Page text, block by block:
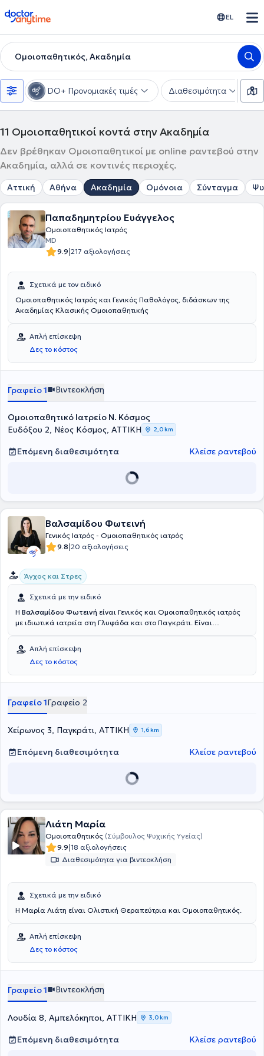
doctoranytime EL
Ομοιοπαθητικός, Ακαδημία
DO+ Προνομιακές τιμές Διαθεσιμότητα
11 Ομοιοπαθητικοί κοντά στην Ακαδημία
Δεν βρέθηκαν Ομοιοπαθητικοί με online ραντεβού στην
Ακαδημία, αλλά σε κοντινές περιοχές.
Αττική Αθήνα Ακαδημία Ομόνοια Σύνταγμα
Παπαδημητρίου Ευάγγελος
Ομοιοπαθητικός Ιατρός
MD
9.9|217 αξιολογήσεις
Σχετικά με τον ειδικό
Ομοιοπαθητικός Ιατρός και Γενικός Παθολόγος, διδάσκων της
Ακαδημίας Κλασικής Ομοιοπαθητικής
Απλή επίσκεψη
Δες το κόστος
Γραφείο 1 Βιντεοκλήση
Ομοιοπαθητικό Ιατρείο Ν. Κόσμος
Ευδόξου 2, Νέος Κόσμος, ΑΤΤΙΚΗ
2,0 km
Επόμενη διαθεσιμότητα Κλείσε ραντεβού
Βαλσαμίδου Φωτεινή
Γενικός Ιατρός - Ομοιοπαθητικός ιατρός
9.8|20 αξιολογήσεις
Άγχος και Στρες
Σχετικά με την ειδικό
Η Βαλσαμίδου Φωτεινή είναι Γενικός και Ομοιοπαθητικός ιατρός
με ιδιωτικά ιατρεία στη Γλυφάδα και στο Παγκράτι. Είναι
Πανεπιστημίου Αθηνών και είναι διπλωματούχος της Διεθνούς
Ακαδημίας Ομοιοπαθητικής. Έχει ειδικευτεί στη γενική ιατρική στο
Γενικό Νοσοκομείο Αθηνών "Κοργιαλένειο - Μπενάκειο" και στο
Κέντρο Υγείας Μαρκόπουλου. Η γιατρός προσφέρει εξατομικευμένη
Στο ιδιωτικό της ιατρείο αντιμετωπίζει παθήσεις,όπως αλλεργικές
παθήσεις, δυσκοιλιότητα, δυσμηνόροια, πολυκυστικές ωοθήκες,
ψωρίαση.
Απλή επίσκεψη
Δες το κόστος
Γραφείο 1Γραφείο 2
Χείρωνος 3, Παγκράτι, ΑΤΤΙΚΗ 1,6 km
Επόμενη διαθεσιμότητα Κλείσε ραντεβού
Λιάτη Μαρία
Ομοιοπαθητικός (Σύμβουλος Ψυχικής Υγείας)
9.9|18 αξιολογήσεις
Διαθεσιμότητα για βιντεοκλήση
Σχετικά με την ειδικό
Η Μαρία Λιάτη είναι Ολιστική Θεραπεύτρια και Ομοιοπαθητικός.
Απλή επίσκεψη
Δες το κόστος
Γραφείο 1 Βιντεοκλήση
Λουδία 8, Αμπελόκηποι, ΑΤΤΙΚΗ 3,0 km
Επόμενη διαθεσιμότητα Κλείσε ραντεβού